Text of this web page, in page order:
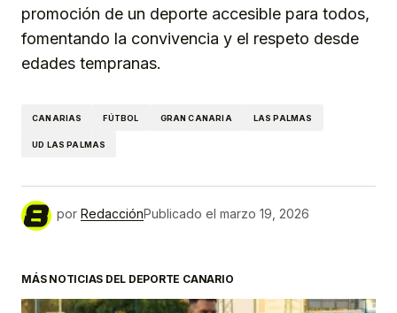
promoción de un deporte accesible para todos,
fomentando la convivencia y el respeto desde
edades tempranas.
CANARIAS FÚTBOL GRAN CANARIA LAS PALMAS
UD LAS PALMAS
por RedacciónPublicado el marzo 19, 2026
MÁS NOTICIAS DEL DEPORTE CANARIO